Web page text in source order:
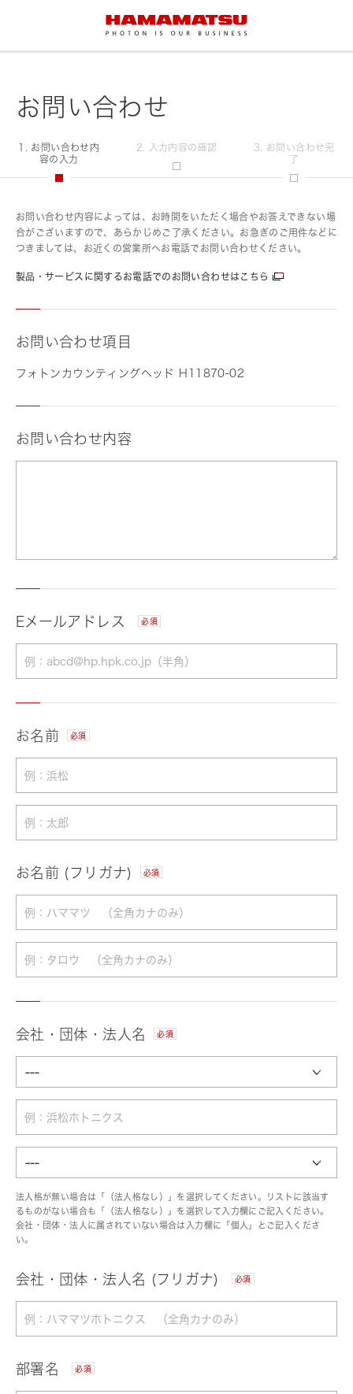
お問い合わせ
1. お問い合わせ内
容の入力
2. 入力内容の確認
3. お問い合わせ完
了
お問い合わせ内容によっては、お時間をいただく場合やお答えできない場
合がございますので、あらかじめご了承ください。お急ぎのご用件などに
つきましては、お近くの営業所へお電話でお問い合わせください。
製品・サービスに関するお電話でのお問い合わせはこちら
お問い合わせ項目
フォトンカウンティングヘッド H11870-02
お問い合わせ内容
Eメールアドレス 必須
お名前 必須
お名前 (フリガナ) 必須
会社・団体・法人名 必須
法人格が無い場合は「（法人格なし）」を選択してください。リストに該当す
るものがない場合も「（法人格なし）」を選択して入力欄にご記入ください。
会社・団体・法人に属されていない場合は入力欄に「個人」とご記入くださ
い。
会社・団体・法人名 (フリガナ) 必須
部署名 必須